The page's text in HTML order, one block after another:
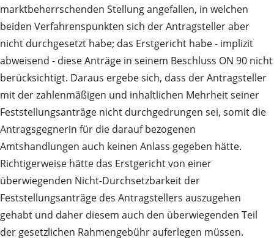
marktbeherrschenden Stellung angefallen, in welchen
beiden Verfahrenspunkten sich der Antragsteller aber
nicht durchgesetzt habe; das Erstgericht habe - implizit
abweisend - diese Anträge in seinem Beschluss ON 90 nicht
berücksichtigt. Daraus ergebe sich, dass der Antragsteller
mit der zahlenmäßigen und inhaltlichen Mehrheit seiner
Feststellungsanträge nicht durchgedrungen sei, somit die
Antragsgegnerin für die darauf bezogenen
Amtshandlungen auch keinen Anlass gegeben hätte.
Richtigerweise hätte das Erstgericht von einer
überwiegenden Nicht-Durchsetzbarkeit der
Feststellungsanträge des Antragstellers auszugehen
gehabt und daher diesem auch den überwiegenden Teil
der gesetzlichen Rahmengebühr auferlegen müssen.